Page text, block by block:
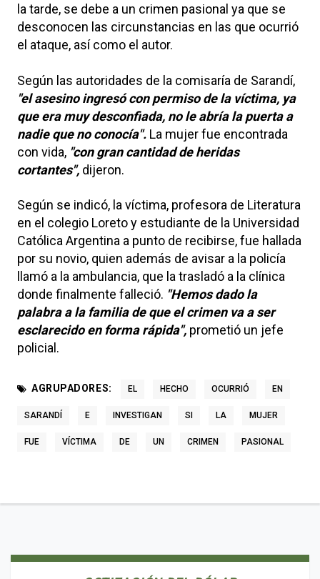
la tarde, se debe a un crimen pasional ya que se
desconocen las circunstancias en las que ocurrió
el ataque, así como el autor.
Según las autoridades de la comisaría de Sarandí,
"el asesino ingresó con permiso de la víctima, ya
que era muy desconfiada, no le abría la puerta a
nadie que no conocía". La mujer fue encontrada
con vida, "con gran cantidad de heridas
cortantes", dijeron.
Según se indicó, la víctima, profesora de Literatura
en el colegio Loreto y estudiante de la Universidad
Católica Argentina a punto de recibirse, fue hallada
por su novio, quien además de avisar a la policía
llamó a la ambulancia, que la trasladó a la clínica
donde finalmente falleció. "Hemos dado la
palabra a la familia de que el crimen va a ser
esclarecido en forma rápida", prometió un jefe
policial.
AGRUPADORES: EL HECHO OCURRIÓ EN
SARANDÍ E INVESTIGAN SI LA MUJER
FUE VÍCTIMA DE UN CRIMEN PASIONAL